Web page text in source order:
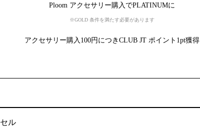
Ploom アクセサリー購入でPLATINUMに
※GOLD 条件を満たす必要があります
アクセサリー購入100円につきCLUB JT ポイント1pt獲得
ル